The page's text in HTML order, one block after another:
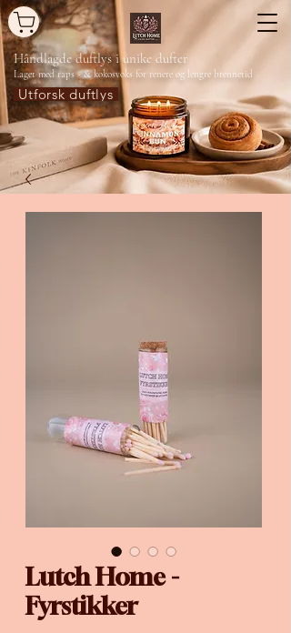
Håndlagde duftlysi unike dufter
Laget med raps - & kokosvoks for renere og lengre brennetid
Utforsk duftlys
Lutch Home -
Fyrstikker